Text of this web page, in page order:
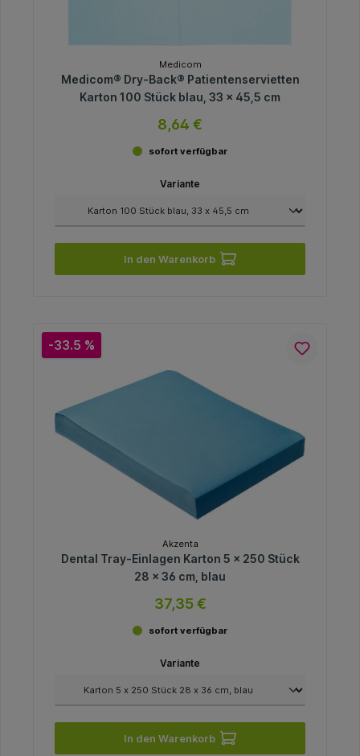
Medicom
Medicom® Dry-Back® Patientenservietten
Karton 100 Stück blau, 33 x 45,5 cm
8,64 €
sofort verfügbar
Variante
In den Warenkorb
-33.5 %
Akzenta
Dental Tray-Einlagen Karton 5 x 250 Stück
28 x 36 cm, blau
37,35 €
sofort verfügbar
Variante
In den Warenkorb